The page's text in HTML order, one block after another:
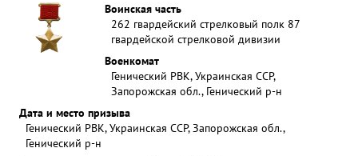
Воинская часть
262 гвардейский стрелковый полк 87
гвардейской стрелковой дивизии
Военкомат
Генический РВК, Украинская ССР,
Запорожская обл., Генический р-н
Дата и место призыва
Генический РВК, Украинская ССР, Запорожская обл.,
Генический р-н